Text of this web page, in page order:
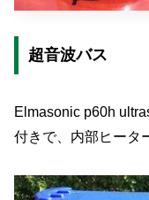
超音波バス
Elmasonic p60h
付きで、内部ヒータ